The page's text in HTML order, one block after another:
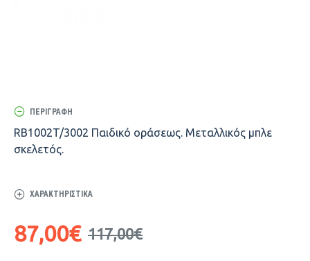
ΠΕΡΙΓΡΑΦΉ
RB1002T/3002 Παιδικό οράσεως. Μεταλλικός μπλε
σκελετός.
ΧΑΡΑΚΤΗΡΙΣΤΙΚΆ
87,00€ 117,00€